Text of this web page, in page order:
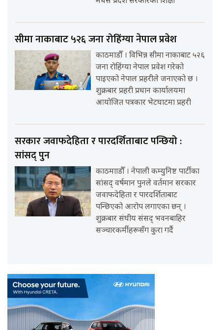
सीमा नाकाबाट ५२६ जना रोहिंग्या नेपाल प्रवेश
काठमाडौँ । विभिन्न सीमा नाकाबाट ५२६
जना रोहिंग्या नेपाल प्रवेश गरेको
पाइएको नेपाल प्रहरीले जनाएको छ ।
शुक्रबार प्रहरी प्रधान कार्यालयमा
आयोजित पत्रकार भेटघाटमा प्रहरी
सरकार जवाफदेहिता र पारदर्शिताबाट पन्छियो :
सांसद् पुन
काठमााडौँ । नेपाली कम्युनिष्ट पार्टीका
सांसद् वर्षमान पुनले वर्तमान सरकार
जवाफदेहिता र पारदर्शिताबाट
पन्छिएको आरोप लगाएका छन् ।
शुक्रबार संघीय संसद् भवनबाहिर
सञ्चारकर्मीहरूसँग कुरा गर्दै